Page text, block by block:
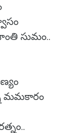
సుమం..
మమకారం
కవిరత్నం..